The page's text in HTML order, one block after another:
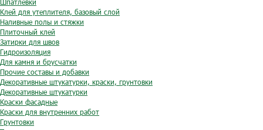
Шпатлевки
Клей для утеплителя, базовый слой
Наливные полы и стяжки
Плиточный клей
Затирки для швов
Гидроизоляция
Для камня и брусчатки
Прочие составы и добавки
Декоративные штукатурки, краски, грунтовки
Декоративные штукатурки
Краски фасадные
Краски для внутренних работ
Грунтовки